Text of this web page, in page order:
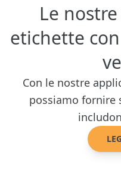
Le
etichette
Con le nostre
possiamo fornire